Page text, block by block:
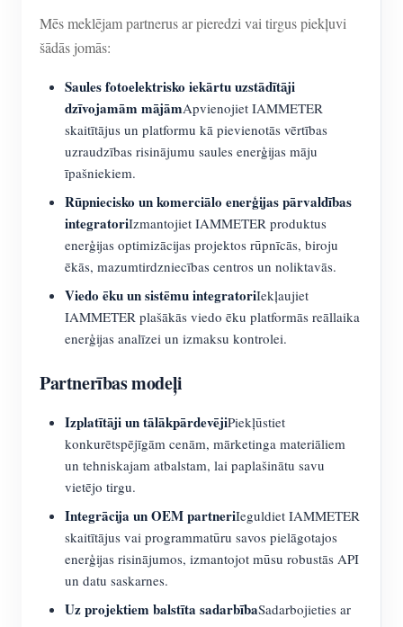
Mēs meklējam partnerus ar pieredzi vai tirgus piekļuvi
šādās jomās:
Saules fotoelektrisko iekārtu uzstādītāji
dzīvojamām mājāmApvienojiet IAMMETER
skaitītājus un platformu kā pievienotās vērtības
uzraudzības risinājumu saules enerģijas māju
īpašniekiem.
Rūpniecisko un komerciālo enerģijas pārvaldības
integratoriIzmantojiet IAMMETER produktus
enerģijas optimizācijas projektos rūpnīcās, biroju
ēkās, mazumtirdzniecības centros un noliktavās.
Viedo ēku un sistēmu integratoriIekļaujiet
IAMMETER plašākās viedo ēku platformās reāllaika
enerģijas analīzei un izmaksu kontrolei.
Partnerības modeļi
Izplatītāji un tālākpārdevējiPiekļūstiet
konkurētspējīgām cenām, mārketinga materiāliem
un tehniskajam atbalstam, lai paplašinātu savu
vietējo tirgu.
Integrācija un OEM partneriIeguldiet IAMMETER
skaitītājus vai programmatūru savos pielāgotajos
enerģijas risinājumos, izmantojot mūsu robustās API
un datu saskarnes.
Uz projektiem balstīta sadarbībaSadarbojieties ar